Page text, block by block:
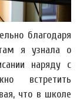
благодаря
я узнала о
наряду с
встретить
что в школе